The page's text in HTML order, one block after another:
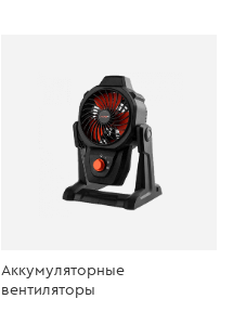
Аккумуляторные
вентиляторы